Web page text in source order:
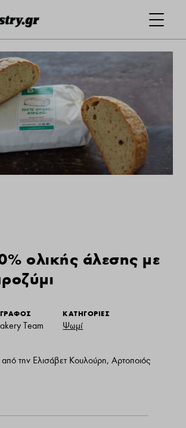
ολικής άλεσης με
Team
ΚΑΤΗΓΟΡΙΕΣ
Ψωμί
από την Ελισάβετ Κουλούρη, Αρτοποιός